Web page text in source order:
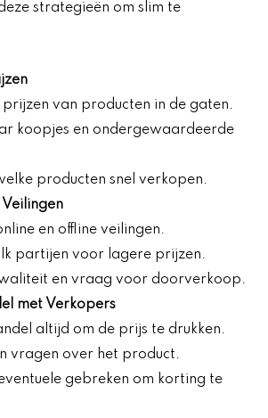
strategieën om slim te
prijzen van producten in de gaten.
koopjes en ondergewaardeerde
producten snel verkopen.
Veilingen
en offline veilingen.
partijen voor lagere prijzen.
en vraag voor doorverkoop.
met Verkopers
altijd om de prijs te drukken.
vragen over het product.
gebreken om korting te